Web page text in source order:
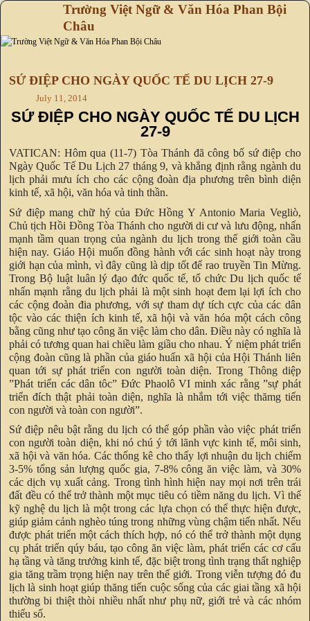
Trường Việt Ngữ & Văn Hóa Phan Bội
Châu
SỨ ĐIỆP CHO NGÀY QUỐC TẾ DU LỊCH 27-9
July 11, 2014
SỨ ĐIỆP CHO NGÀY QUỐC TẾ DU LỊCH
27-9
VATICAN: Hôm qua (11-7) Tòa Thánh đã công bố sứ điệp cho
Ngày Quốc Tế Du Lịch 27 tháng 9, và khẳng định rằng ngành du
lịch phải mưu ích cho các cộng đoàn địa phương trên bình diện
kinh tế, xã hội, văn hóa và tinh thần.
Sứ điệp mang chữ hý của Đức Hồng Y Antonio Maria Vegliò,
Chủ tịch Hồi Đồng Tòa Thánh cho người di cư và lưu động, nhấn
mạnh tầm quan trọng của ngành du lịch trong thế giới toàn cầu
hiện nay. Giáo Hội muốn đồng hành với các sinh hoạt này trong
giới hạn của mình, vì đây cũng là dịp tốt để rao truyền Tin Mừng.
Trong Bộ luật luân lý đạo đức quốc tế, tổ chức Du lịch quốc tế
nhấn mạnh rằng du lịch phải là một sinh hoạt đem lại lợi ích cho
các cộng đoàn đia phương, với sự tham dự tích cực của các dân
tộc vào các thiện ích kinh tế, xã hội và văn hóa một cách công
bằng cũng như tạo công ăn việc làm cho dân. Điều này có nghĩa là
phải có tương quan hai chiều làm giầu cho nhau. Ý niệm phát triển
cộng đoàn cũng là phần của giáo huấn xã hội của Hội Thánh liên
quan tới sự phát triển con người toàn diện. Trong Thông diệp
”Phát triển các dân tôc” Đức Phaolô VI minh xác rằng ”sự phát
triển đích thật phải toàn diện, nghĩa là nhắm tới việc thămg tiến
con người và toàn con người”.
Sứ điệp nêu bật rằng du lịch có thể góp phần vào việc phát triển
con người toàn diện, khi nó chú ý tới lãnh vực kinh tế, môi sinh,
xã hội và văn hóa. Các thống kê cho thấy lợi nhuận du lịch chiếm
3-5% tổng sản lượng quốc gia, 7-8% công ăn việc làm, và 30%
các dịch vụ xuất cảng. Trong tình hình hiện nay mọi nơi trên trái
đất đều có thể trở thành một mục tiêu có tiềm năng du lịch. Vì thế
kỹ nghệ du lịch là một trong các lựa chọn có thể thực hiện được,
giúp giảm cảnh nghèo túng trong những vùng chậm tiến nhất. Nếu
được phát triển một cách thích hợp, nó có thể trở thành một dụng
cụ phát triển qúy báu, tạo công ăn việc làm, phát triển các cơ cấu
hạ tầng và tăng trưởng kinh tế, đặc biệt trong tình trạng thất nghiệp
gia tăng trầm trọng hiện nay trên thế giới. Trong viễn tượng đó đu
lịch là sinh hoạt giúp thăng tiến cuộc sống của các giai tầng xã hội
thường bi thiệt thòi nhiều nhất như phụ nữ, giới trẻ và các nhóm
thiểu số.